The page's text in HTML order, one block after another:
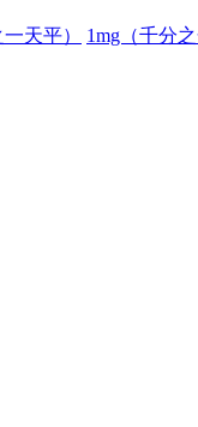
天平） 1mg（千分之